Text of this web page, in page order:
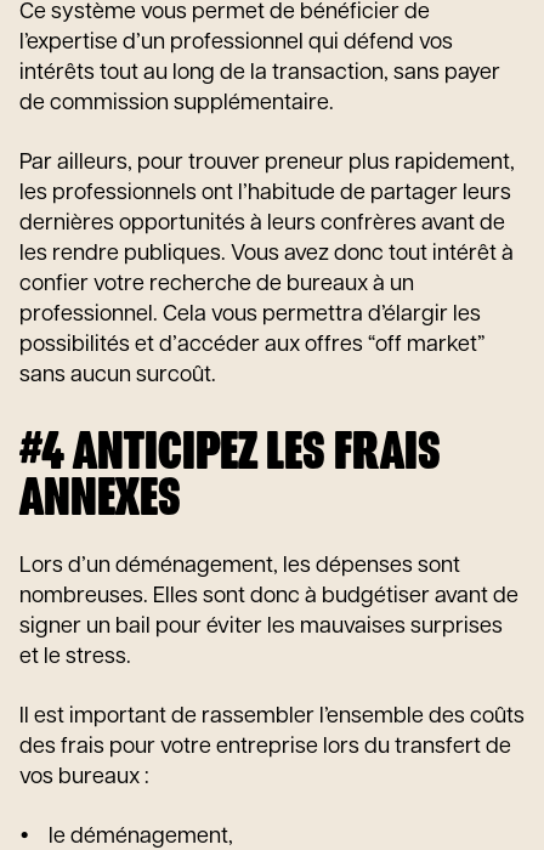
Ce système vous permet de bénéficier de
l’expertise d’un professionnel qui défend vos
intérêts tout au long de la transaction, sans payer
de commission supplémentaire.
Par ailleurs, pour trouver preneur plus rapidement,
les professionnels ont l’habitude de partager leurs
dernières opportunités à leurs confrères avant de
les rendre publiques. Vous avez donc tout intérêt à
confier votre recherche de bureaux à un
professionnel. Cela vous permettra d’élargir les
possibilités et d’accéder aux offres “off market”
sans aucun surcoût.
#4 ANTICIPEZ LES FRAIS
ANNEXES
Lors d’un déménagement, les dépenses sont
nombreuses. Elles sont donc à budgétiser avant de
signer un bail pour éviter les mauvaises surprises
et le stress.
Il est important de rassembler l’ensemble des coûts
des frais pour votre entreprise lors du transfert de
vos bureaux :
le déménagement,